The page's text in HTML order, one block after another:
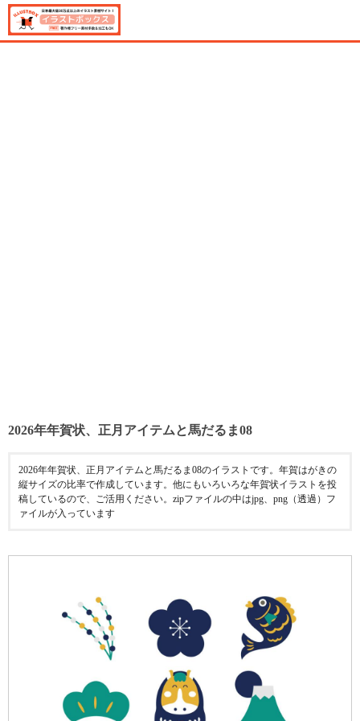
2026年年賀状、正月アイテムと馬だるま08
2026年年賀状、正月アイテムと馬だるま08のイラストです。年賀はがきの
縦サイズの比率で作成しています。他にもいろいろな年賀状イラストを投
稿しているので、ご活用ください。zipファイルの中はjpg、png（透過）フ
ァイルが入っています